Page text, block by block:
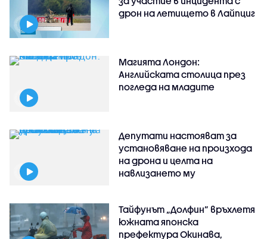
дрон на летището в Лайпциг
Магията Лондон:
Английската столица през
погледа на младите
Депутати настояват за
установяване на произхода
на дрона и целта на
навлизането му
Тайфунът „Долфин” връхлетя
южната японска
префектура Окинава,